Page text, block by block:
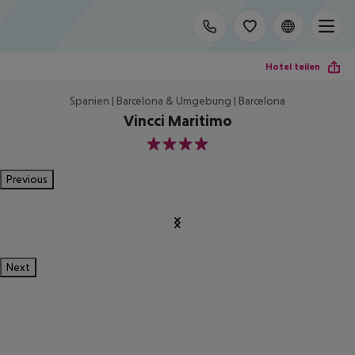
Hotel teilen
Spanien | Barcelona & Umgebung | Barcelona
Vincci Maritimo
4
Previous
Next